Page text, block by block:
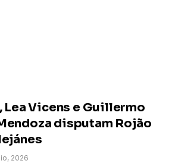
Lea Vicens e Guillermo
disputam Rojão
2026